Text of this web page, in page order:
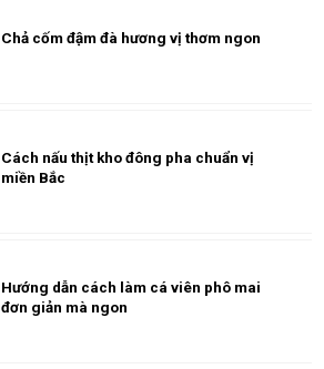
Chả cốm đậm đà hương vị thơm ngon
Cách nấu thịt kho đông pha chuẩn vị
miền Bắc
Hướng dẫn cách làm cá viên phô mai
đơn giản mà ngon